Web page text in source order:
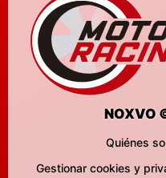
NOXVO
Quiénes
Gestionar cookies y